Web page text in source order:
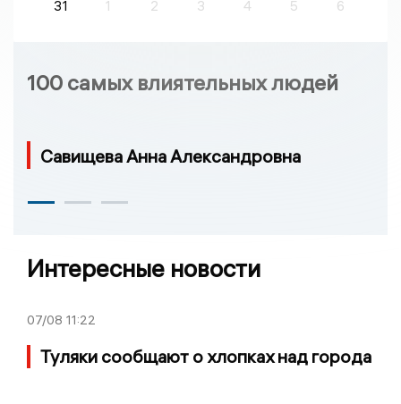
31
1 2 3 4 5 6
100 самых влиятельных людей
Савищева Анна Александровна
Интересные новости
07/08 11:22
Туляки сообщают о хлопках над города